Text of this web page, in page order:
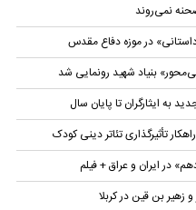
در موزه دفاع مقدس
بنیاد شهید رونمایی شد
تأثیرگذاری تئاتر دینی کودک
در ایران و عراق + فیلم
زهیر بن قین در کربلا